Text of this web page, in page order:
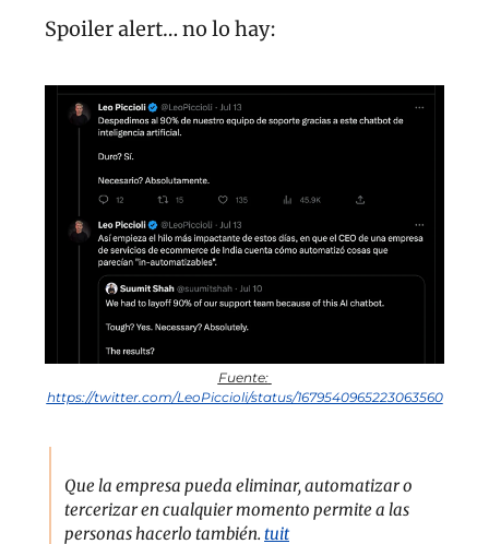
Spoiler alert… no lo hay:
Fuente:
https://twitter.com/LeoPiccioli/status/1679540965223063560
Que la empresa pueda eliminar, automatizar o
tercerizar en cualquier momento permite a las
personas hacerlo también. tuit